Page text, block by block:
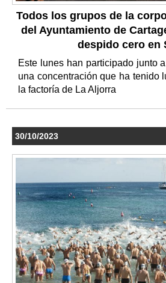
Todos los grupos de la
del Ayuntamiento de
despido cero en
Este lunes han participado junto
una concentración que ha tenido
la factoría de La Aljorra
30/10/2023